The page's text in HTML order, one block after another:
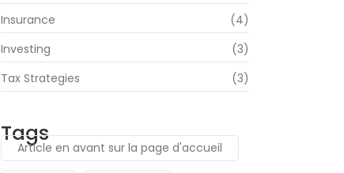
Insurance
(4)
Investing
(3)
Tax Strategies
(3)
Tags
Article en avant sur la page d'accueil